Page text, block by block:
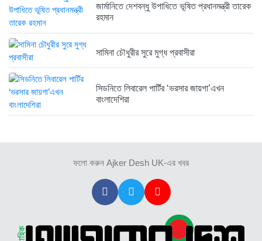
জার্মানিতে দেশবন্ধু উপাধিতে ভূষিত প্রধানমন্ত্রী তারেক
রহমান
সামিনা চৌধুরীর সুরে মুগ্ধ প্রবাসীরা
সিডনিতে লিবারেল পার্টির ‘ভরসার জায়গা’এখন
বাংলাদেশিরা
ফলো করুন Ajker Desh UK-এর খবর